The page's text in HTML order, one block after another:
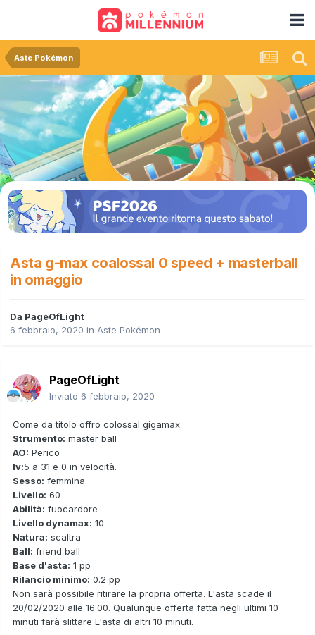
Aste Pokémon
Asta g-max coalossal 0 speed + masterball
in omaggio
Da PageOfLight
6 febbraio, 2020 in Aste Pokémon
PageOfLight
Inviato 6 febbraio, 2020
Come da titolo offro colossal gigamax
Strumento: master ball
AO: Perico
Iv:5 a 31 e 0 in velocità.
Sesso: femmina
Livello: 60
Abilità: fuocardore
Livello dynamax: 10
Natura: scaltra
Ball: friend ball
Base d'asta: 1 pp
Rilancio minimo: 0.2 pp
Non sarà possibile ritirare la propria offerta. L'asta scade il
20/02/2020 alle 16:00. Qualunque offerta fatta negli ultimi 10
minuti farà slittare L'asta di altri 10 minuti.